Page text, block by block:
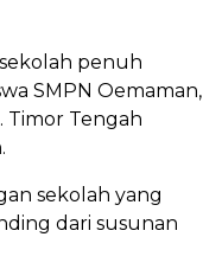
penuh
SMPN Oemaman,
Timor Tengah
sekolah yang
dari susunan